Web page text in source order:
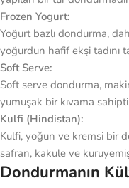
Frozen Yogurt:
Yoğurt bazlı dondurma,
yoğurdun hafif ekşi tadını
Soft Serve:
Soft serve dondurma,
yumuşak bir kıvama
Kulfi (Hindistan):
Kulfi, yoğun ve kremsi bir
safran, kakule ve
Dondurmanın